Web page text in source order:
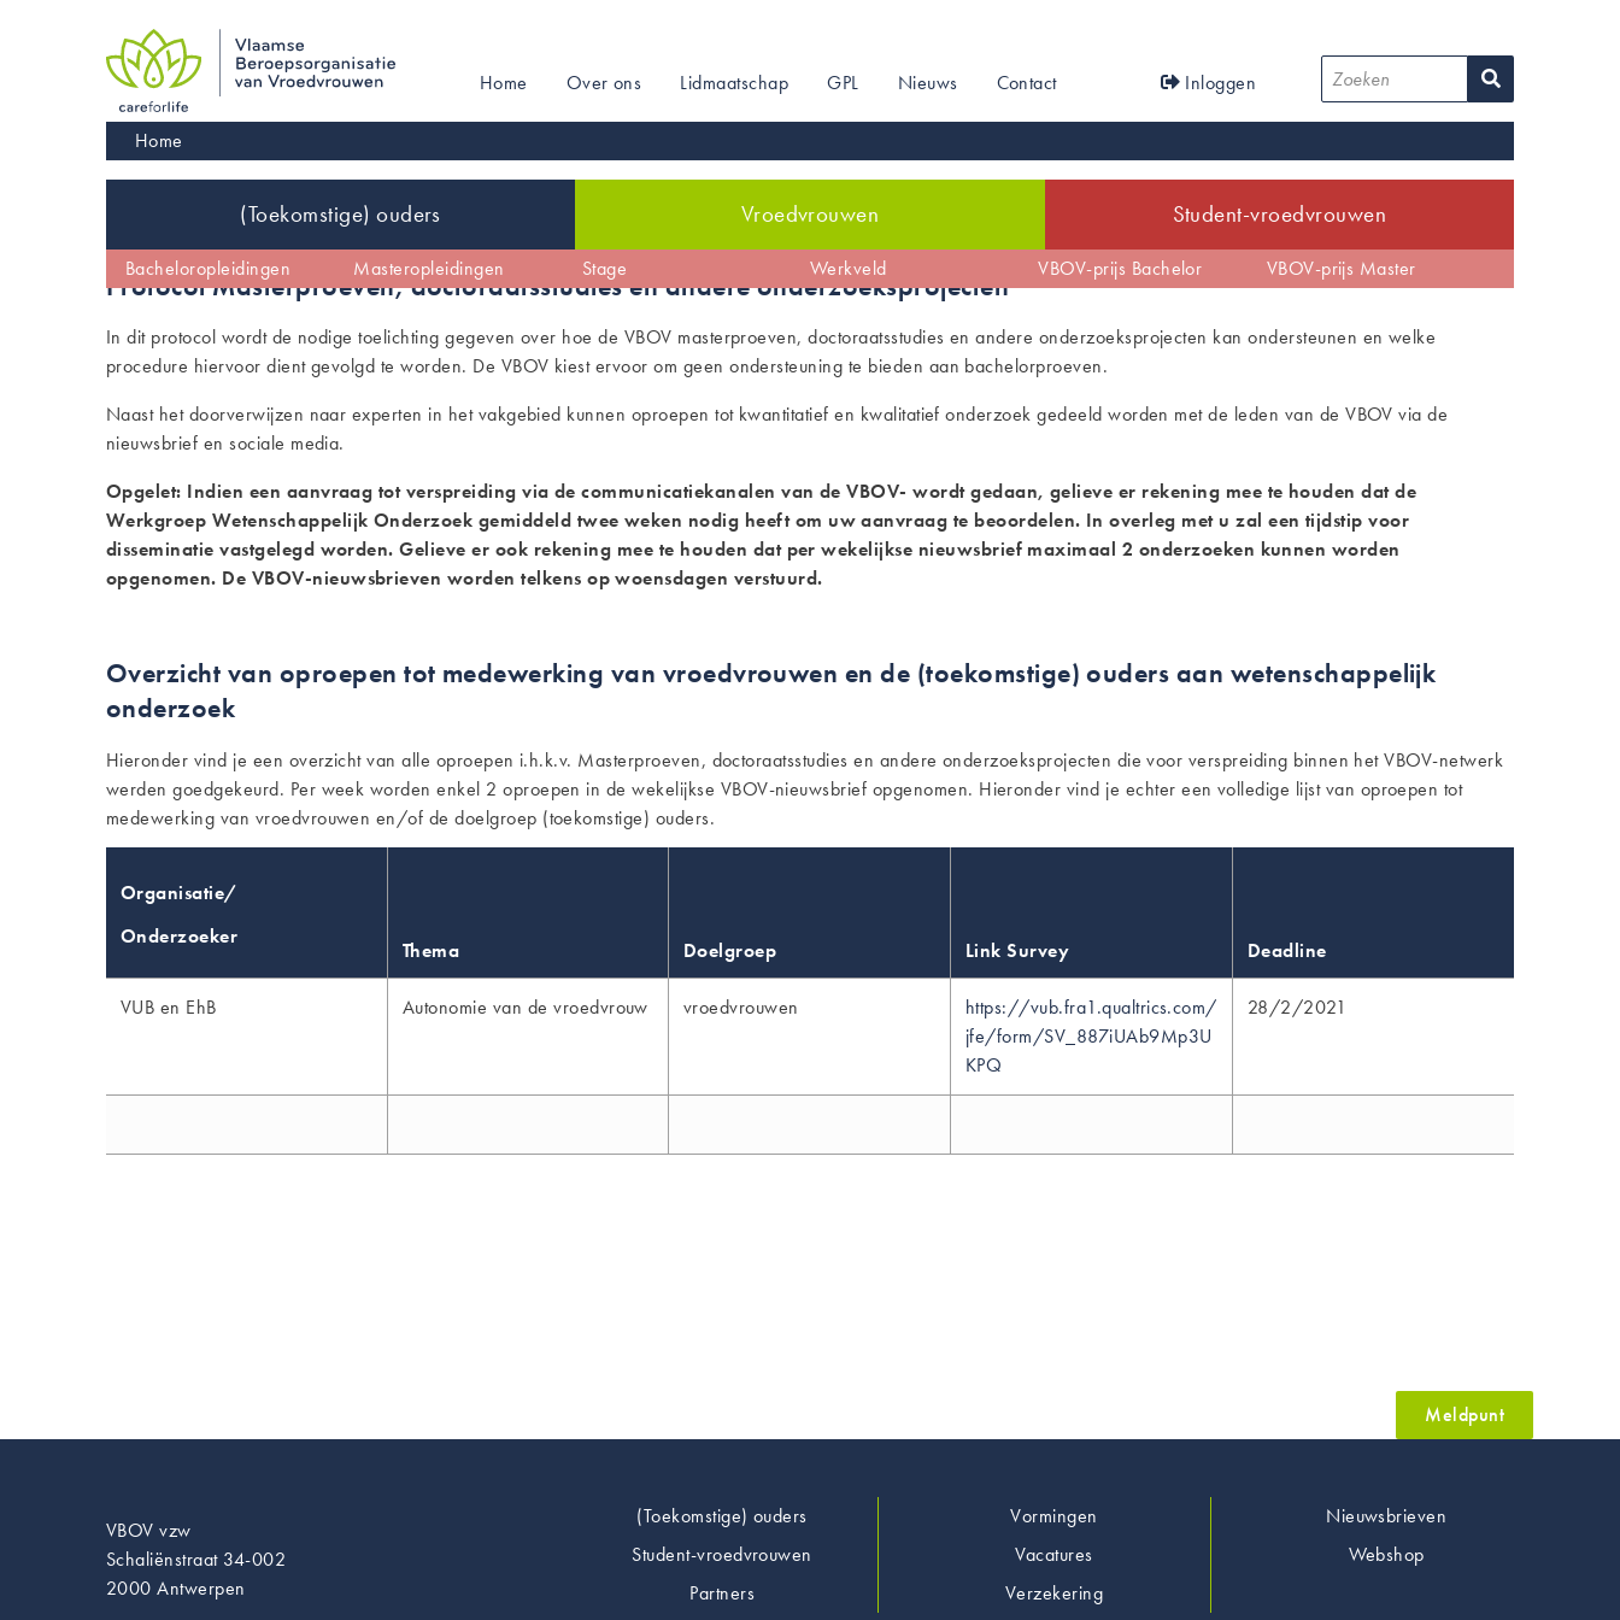
Main
navigation
Home Over ons Lidmaatschap GPL Nieuws Contact
User
account
menu
Inloggen
Kruimelpad
Home
(Toekomstige) ouders
De vroedvrouw Kinderwens Zwangerschap Arbeid & bevalling Kraamtijd Anders dan verwacht
Vroedvrouwen
Vroedvrouw worden Wetgeving en code
Student-vroedvrouwen
Bacheloropleidingen Masteropleidingen Stage Werkveld VBOV-prijs Bachelor VBOV-prijs Master
Protocol Masterproeven, doctoraatsstudies en andere onderzoeksprojecten
In dit protocol wordt de nodige toelichting gegeven over hoe de VBOV masterproeven, doctoraatsstudies en andere onderzoeksprojecten kan ondersteunen en welke
procedure hiervoor dient gevolgd te worden. De VBOV kiest ervoor om geen ondersteuning te bieden aan bachelorproeven.
Naast het doorverwijzen naar experten in het vakgebied kunnen oproepen tot kwantitatief en kwalitatief onderzoek gedeeld worden met de leden van de VBOV via de
nieuwsbrief en sociale media.
Opgelet: Indien een aanvraag tot verspreiding via de communicatiekanalen van de VBOV- wordt gedaan, gelieve er rekening mee te houden dat de
Werkgroep Wetenschappelijk Onderzoek gemiddeld twee weken nodig heeft om uw aanvraag te beoordelen. In overleg met u zal een tijdstip voor
disseminatie vastgelegd worden. Gelieve er ook rekening mee te houden dat per wekelijkse nieuwsbrief maximaal 2 onderzoeken kunnen worden
opgenomen. De VBOV-nieuwsbrieven worden telkens op woensdagen verstuurd.
Overzicht van oproepen tot medewerking van vroedvrouwen en de (toekomstige) ouders aan wetenschappelijk
onderzoek
Hieronder vind je een overzicht van alle oproepen i.h.k.v. Masterproeven, doctoraatsstudies en andere onderzoeksprojecten die voor verspreiding binnen het VBOV-netwerk
werden goedgekeurd. Per week worden enkel 2 oproepen in de wekelijkse VBOV-nieuwsbrief opgenomen. Hieronder vind je echter een volledige lijst van oproepen tot
medewerking van vroedvrouwen en/of de doelgroep (toekomstige) ouders.
Organisatie/
Onderzoeker
Thema Doelgroep Link Survey Deadline
VUB en EhB Autonomie van de vroedvrouw vroedvrouwen
https://vub.fra1.qualtrics.com/
jfe/form/SV_887iUAb9Mp3U
KPQ
28/2/2021
Meldpunt
VBOV vzw
Schaliënstraat 34-002
2000 Antwerpen
Footer(Toekomstige) ouders
Student-vroedvrouwen
Partners
Vormingen
Vacatures
Verzekering
Nieuwsbrieven
Webshop